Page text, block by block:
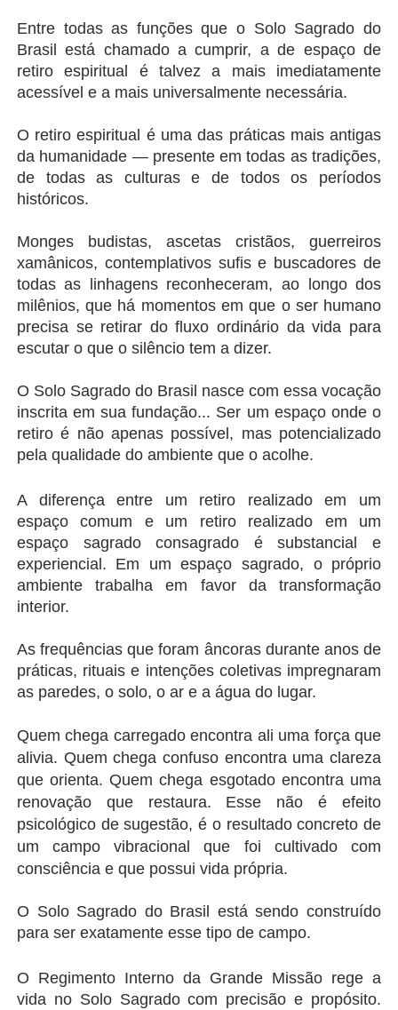
Entre todas as funções que o Solo Sagrado do
Brasil está chamado a cumprir, a de espaço de
retiro espiritual é talvez a mais imediatamente
acessível e a mais universalmente necessária.
O retiro espiritual é uma das práticas mais antigas
da humanidade — presente em todas as tradições,
de todas as culturas e de todos os períodos
históricos.
Monges budistas, ascetas cristãos, guerreiros
xamânicos, contemplativos sufis e buscadores de
todas as linhagens reconheceram, ao longo dos
milênios, que há momentos em que o ser humano
precisa se retirar do fluxo ordinário da vida para
escutar o que o silêncio tem a dizer.
O Solo Sagrado do Brasil nasce com essa vocação
inscrita em sua fundação... Ser um espaço onde o
retiro é não apenas possível, mas potencializado
pela qualidade do ambiente que o acolhe.
A diferença entre um retiro realizado em um
espaço comum e um retiro realizado em um
espaço sagrado consagrado é substancial e
experiencial. Em um espaço sagrado, o próprio
ambiente trabalha em favor da transformação
interior.
As frequências que foram âncoras durante anos de
práticas, rituais e intenções coletivas impregnaram
as paredes, o solo, o ar e a água do lugar.
Quem chega carregado encontra ali uma força que
alivia. Quem chega confuso encontra uma clareza
que orienta. Quem chega esgotado encontra uma
renovação que restaura. Esse não é efeito
psicológico de sugestão, é o resultado concreto de
um campo vibracional que foi cultivado com
consciência e que possui vida própria.
O Solo Sagrado do Brasil está sendo construído
para ser exatamente esse tipo de campo.
O Regimento Interno da Grande Missão rege a
vida no Solo Sagrado com precisão e propósito.